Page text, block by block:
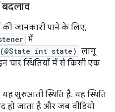
बदलाव
की जानकारी पाने के लिए,
में
int state) लागू
चार स्थितियों में से किसी एक
यह शुरुआती स्थिति है. यह स्थिति
हो जाता है और जब वीडियो